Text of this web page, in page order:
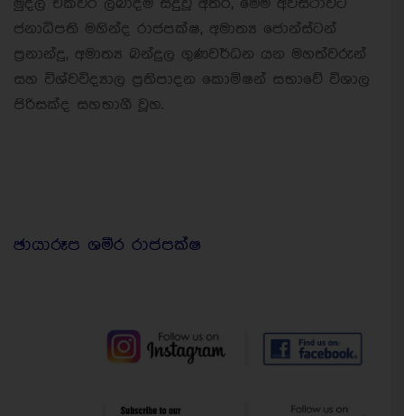
මුදල් එකවර ලබාදීම සිදුවූ අතර, මෙම අවස්ථාවට
ජනාධිපති මහින්ද රාජපක්ෂ, අමාත්‍ය ජොන්ස්ටන්
ප්‍රනාන්දු, අමාත්‍ය බන්දුල ගුණවර්ධන යන මහත්වරුන්
සහ විශ්වවිද්‍යාල ප්‍රතිපාදන කොමිෂන් සභාවේ විශාල
පිරිසක්ද සහභාගී වූහ.
ඡායාරූප ශමීර රාජපක්ෂ